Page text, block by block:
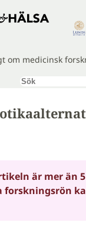
om medicinsk
Sök
är mer än
forskningsrön